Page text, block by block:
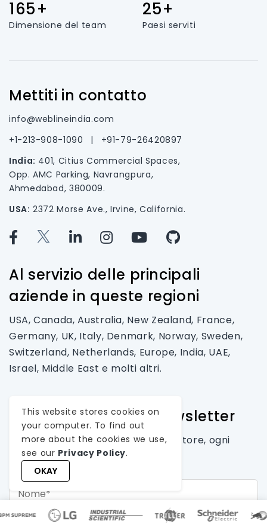
165+
Dimensione del team
25+
Paesi serviti
Mettiti in contatto
info@weblineindia.com
+1-213-908-1090
|
+91-79-26420897
India: 401, Citius Commercial Spaces,
Opp. AMC Parking, Navrangpura,
Ahmedabad, 380009.
USA: 2372 Morse Ave., Irvine, California.
Al servizio delle principali
aziende in queste regioni
USA, Canada, Australia, New Zealand, France,
Germany, UK, Italy, Denmark, Norway, Sweden,
Switzerland, Netherlands, Europe, India, UAE,
Israel, Middle East e molti altri.
Iscriviti alla nostra newsletter
Ricevi informazioni e consigli di settore, ogni
mese nella tua casella di posta.
Nome*
Cognome
This website stores cookies on
your computer. To find out
more about the cookies we use,
see our Privacy Policy.
OKAY